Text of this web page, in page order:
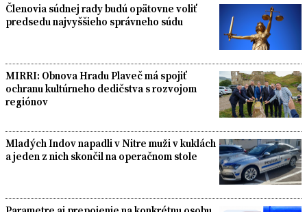
Členovia súdnej rady budú opätovne voliť
predsedu najvyššieho správneho súdu
MIRRI: Obnova Hradu Plaveč má spojiť
ochranu kultúrneho dedičstva s rozvojom
regiónov
Mladých Indov napadli v Nitre muži v kuklách
a jeden z nich skončil na operačnom stole